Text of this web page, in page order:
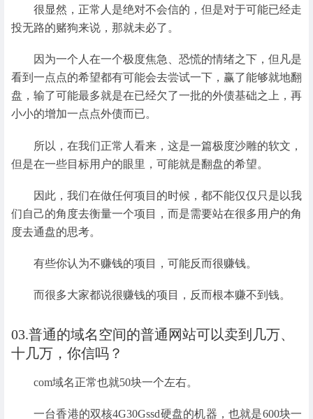
很显然，正常人是绝对不会信的，但是对于可能已经走
投无路的赌狗来说，那就未必了。
因为一个人在一个极度焦急、恐慌的情绪之下，但凡是
看到一点点的希望都有可能会去尝试一下，赢了能够就地翻
盘，输了可能最多就是在已经欠了一批的外债基础之上，再
小小的增加一点点外债而已。
所以，在我们正常人看来，这是一篇极度沙雕的软文，
但是在一些目标用户的眼里，可能就是翻盘的希望。
因此，我们在做任何项目的时候，都不能仅仅只是以我
们自己的角度去衡量一个项目，而是需要站在很多用户的角
度去通盘的思考。
有些你认为不赚钱的项目，可能反而很赚钱。
而很多大家都说很赚钱的项目，反而根本赚不到钱。
03.普通的域名空间的普通网站可以卖到几万、
十几万，你信吗？
com域名正常也就50块一个左右。
一台香港的双核4G30Gssd硬盘的机器，也就是600块一